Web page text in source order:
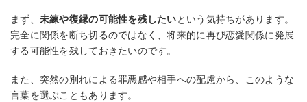
まず、 未練や復縁の可能性を残したいという気持ちがあります。
完全に関係を断ち切るのではなく、将来的に再び恋愛関係に発展
する可能性を残しておきたいのです。
また、突然の別れによる罪悪感や相手への配慮から、このような
言葉を選ぶこともあります。